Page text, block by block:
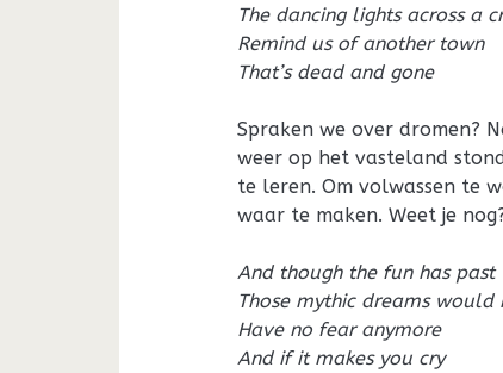
The dancing lights across a
Remind us of another town
That’s dead and gone
Spraken we over dromen?
weer op het vasteland
te leren. Om volwassen te
waar te maken. Weet je
And though the fun has past
Those mythic dreams would
Have no fear anymore
And if it makes you cry